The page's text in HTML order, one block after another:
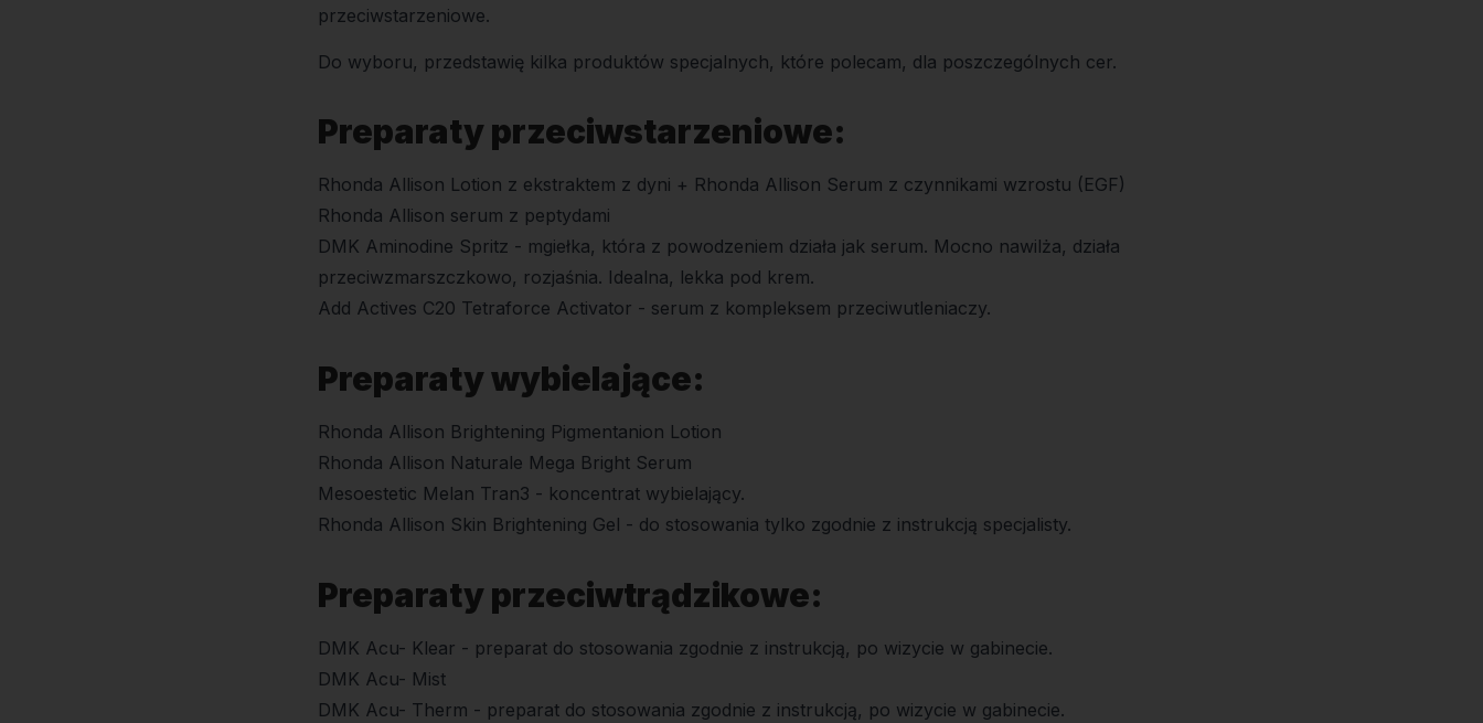
przeciwstarzeniowe.
Do wyboru, przedstawię kilka produktów specjalnych, które polecam, dla poszczególnych cer.
Preparaty przeciwstarzeniowe:
Rhonda Allison Lotion z ekstraktem z dyni + Rhonda Allison Serum z czynnikami wzrostu (EGF)
Rhonda Allison serum z peptydami
DMK Aminodine Spritz - mgiełka, która z powodzeniem działa jak serum. Mocno nawilża, działa
przeciwzmarszczkowo, rozjaśnia. Idealna, lekka pod krem.
Add Actives C20 Tetraforce Activator - serum z kompleksem przeciwutleniaczy.
Preparaty wybielające:
Rhonda Allison Brightening Pigmentanion Lotion
Rhonda Allison Naturale Mega Bright Serum
Mesoestetic Melan Tran3 - koncentrat wybielający.
Rhonda Allison Skin Brightening Gel - do stosowania tylko zgodnie z instrukcją specjalisty.
Preparaty przeciwtrądzikowe:
DMK Acu- Klear - preparat do stosowania zgodnie z instrukcją, po wizycie w gabinecie.
DMK Acu- Mist
DMK Acu- Therm - preparat do stosowania zgodnie z instrukcją, po wizycie w gabinecie.